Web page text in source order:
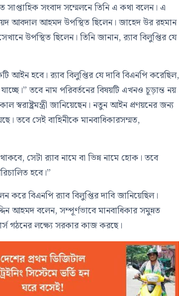
সাপ্তাহিক সংবাদ সম্মেলনে তিনি এ কথা বলেন। এ
আবদাল আহমদ উপস্থিত ছিলেন। জাহেদ উর রহমান
উপস্থিত ছিলেন। তিনি জানান, র‍্যাব বিলুপ্তির যে
আইন হবে। র‍্যাব বিলুপ্তির যে দাবি বিএনপি করেছিল,
তবে নাম পরিবর্তনের বিষয়টি এখনও চূড়ান্ত নয়
জানিয়েছেন। নতুন আইন প্রণয়নের জন্য
তবে সেই বাহিনীকে মানবাধিকারসম্মত,
সেটা র‍্যাব নামে বা ভিন্ন নামে হোক। তবে
হবে।”
করে বিএনপি র‍্যাব বিলুপ্তির দাবি জানিয়েছিল।
আহমদ বলেন, সম্পূর্ণভাবে মানবাধিকার সমুন্নত
গঠনের লক্ষ্যে সরকার কাজ করছে।